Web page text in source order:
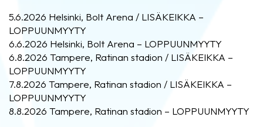
5.6.2026 Helsinki, Bolt Arena / LISÄKEIKKA –
LOPPUUNMYYTY
6.6.2026 Helsinki, Bolt Arena – LOPPUUNMYYTY
6.8.2026 Tampere, Ratinan stadion / LISÄKEIKKA –
LOPPUUNMYYTY
7.8.2026 Tampere, Ratinan stadion / LISÄKEIKKA –
LOPPUUNMYYTY
8.8.2026 Tampere, Ratinan stadion – LOPPUUNMYYTY